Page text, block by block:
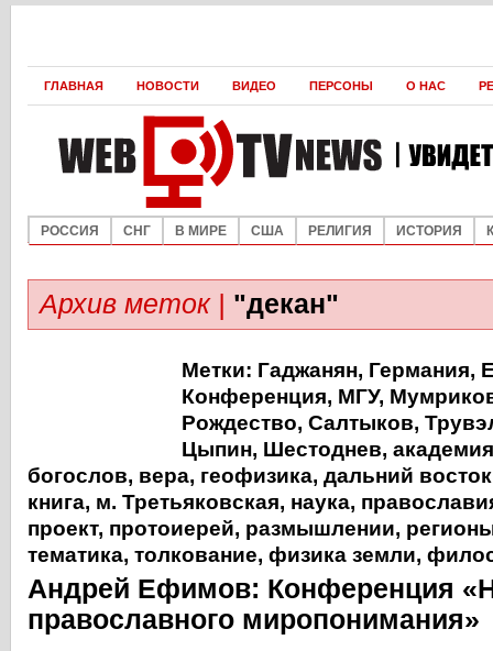
ГЛАВНАЯ НОВОСТИ ВИДЕО ПЕРСОНЫ О НАС
РОССИЯ СНГ В МИРЕ США РЕЛИГИЯ ИСТОРИЯ
Архив меток | "декан"
Метки: Гаджанян, Германия,
Конференция, МГУ,
Рождество, Салтыков,
Цыпин, Шестоднев,
богослов, вера, геофизика, дальний восток
книга, м. Третьяковская, наука,
проект, протоиерей, размышлении,
тематика, толкование, физика земли,
Андрей Ефимов: Конференция
православного миропонимания»